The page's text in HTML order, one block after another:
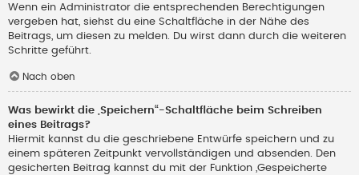
Wenn ein Administrator die entsprechenden Berechtigungen
vergeben hat, siehst du eine Schaltfläche in der Nähe des
Beitrags, um diesen zu melden. Du wirst dann durch die weiteren
Schritte geführt.
Nach oben
Was bewirkt die „Speichern“-Schaltfläche beim Schreiben
eines Beitrags?
Hiermit kannst du die geschriebene Entwürfe speichern und zu
einem späteren Zeitpunkt vervollständigen und absenden. Den
gesicherten Beitrag kannst du mit der Funktion „Gespeicherte